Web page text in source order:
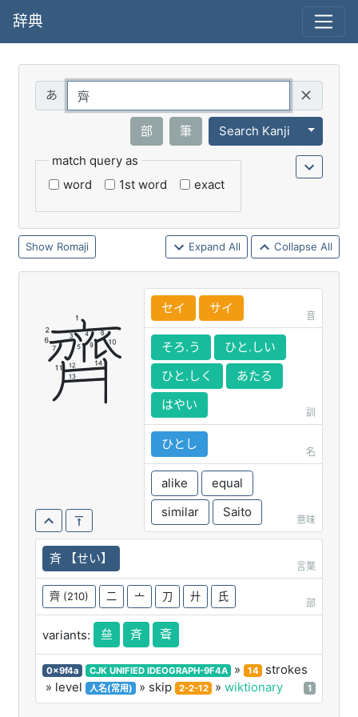
辞典
部 筆 Search Kanji
Toggle
match query as
word
1st word exact
Romaji Expand All Collapse All
齊 セイ サイ
音
そろ.う
ひと.しい
ひと.しく
あたる
はやい
訓
ひとし
名
alike
equal
similar
Saito
意味
斉 【せい】
言葉
齊 (210) 二 亠 刀 廾 氏
部
variants: 亝 斉 斊
0x9f4a CJK UNIFIED IDEOGRAPH-9F4A » 14
strokes
» level
人名(常用) » skip 2-2-12 » wiktionary 1